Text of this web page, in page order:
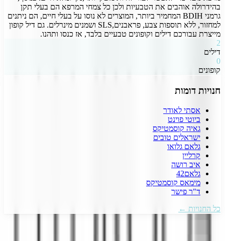
בהידרולה אוהבים את הטבעיות ולכן כל צמחי המרפא הם בעלי תקן
גרמני BDIH המחמיר ביותר, המוצרים לא נוסו על בעלי חיים, הם ניתנים
למחזור, ללא תוספות צבע, פראבנים,SLS ושמנים מינרלים. גם דיל קופון
מייצרת עבורכם דילים וקופונים טבעיים בלבד, אז כנסו ותהנו.
2
דילים
0
קופונים
חנויות דומות
אסתי לאודר
ביוטי פוינט
גאיה קוסמטיקס
ישראלים טובים
גלאם גלואו
קרליין
איב רושה
גלאם42
מימאס קוסמטיקס
ד"ר פישר
כל החנויות ←